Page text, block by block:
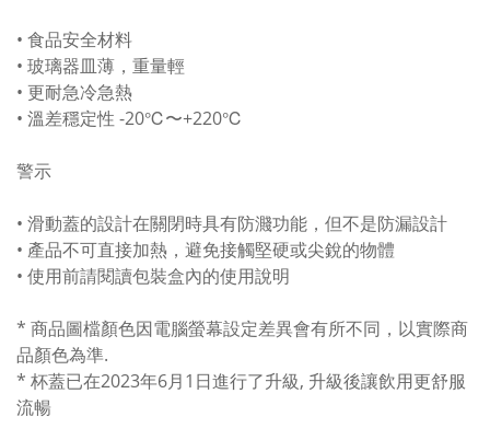
• 食品安全材料
• 玻璃器皿薄，重量輕
• 更耐急冷急熱
• 溫差穩定性 -20℃〜+220℃
警示
• 滑動蓋的設計在關閉時具有防濺功能，但不是防漏設計
• 產品不可直接加熱，避免接觸堅硬或尖銳的物體
• 使用前請閱讀包裝盒內的使用說明
* 商品圖檔顏色因電腦螢幕設定差異會有所不同，以實際商
品顏色為準.
* 杯蓋已在2023年6月1日進行了升級, 升級後讓飲用更舒服
流暢